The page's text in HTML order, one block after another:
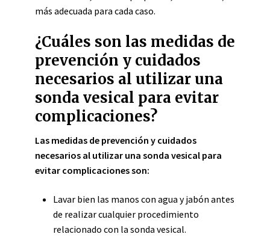
más adecuada para cada caso.
¿Cuáles son las medidas de
prevención y cuidados
necesarios al utilizar una
sonda vesical para evitar
complicaciones?
Las medidas de prevención y cuidados
necesarios al utilizar una sonda vesical para
evitar complicaciones son:
Lavar bien las manos con agua y jabón antes
de realizar cualquier procedimiento
relacionado con la sonda vesical.